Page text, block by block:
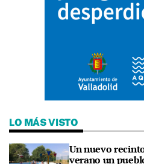
LO MÁS VISTO
Un nuevo
verano un